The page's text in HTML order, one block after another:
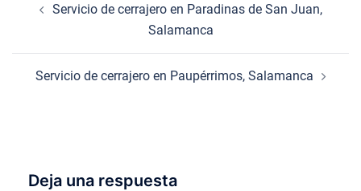
Servicio de cerrajero en Paradinas de San Juan,
Salamanca
Servicio de cerrajero en Paupérrimos, Salamanca
Deja una respuesta